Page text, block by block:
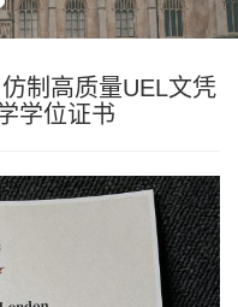
制高质量UEL文凭
学位证书